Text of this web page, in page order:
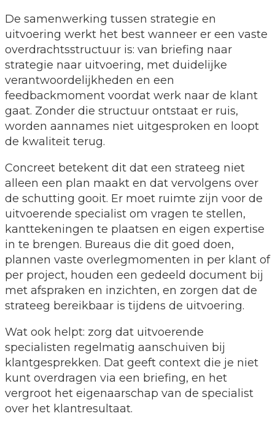
De samenwerking tussen strategie en
uitvoering werkt het best wanneer er een vaste
overdrachtsstructuur is: van briefing naar
strategie naar uitvoering, met duidelijke
verantwoordelijkheden en een
feedbackmoment voordat werk naar de klant
gaat. Zonder die structuur ontstaat er ruis,
worden aannames niet uitgesproken en loopt
de kwaliteit terug.
Concreet betekent dit dat een strateeg niet
alleen een plan maakt en dat vervolgens over
de schutting gooit. Er moet ruimte zijn voor de
uitvoerende specialist om vragen te stellen,
kanttekeningen te plaatsen en eigen expertise
in te brengen. Bureaus die dit goed doen,
plannen vaste overlegmomenten in per klant of
per project, houden een gedeeld document bij
met afspraken en inzichten, en zorgen dat de
strateeg bereikbaar is tijdens de uitvoering.
Wat ook helpt: zorg dat uitvoerende
specialisten regelmatig aanschuiven bij
klantgesprekken. Dat geeft context die je niet
kunt overdragen via een briefing, en het
vergroot het eigenaarschap van de specialist
over het klantresultaat.